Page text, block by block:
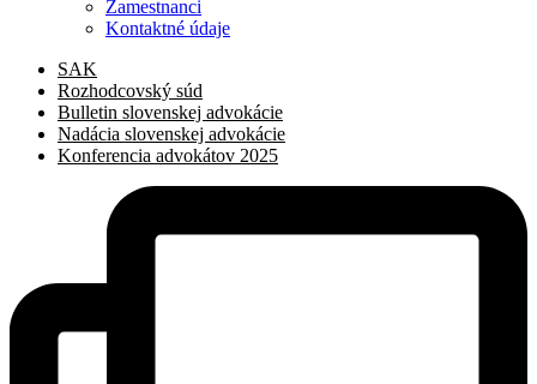
Zamestnanci
Kontaktné údaje
SAK
Rozhodcovský súd
Bulletin slovenskej advokácie
Nadácia slovenskej advokácie
Konferencia advokátov 2025